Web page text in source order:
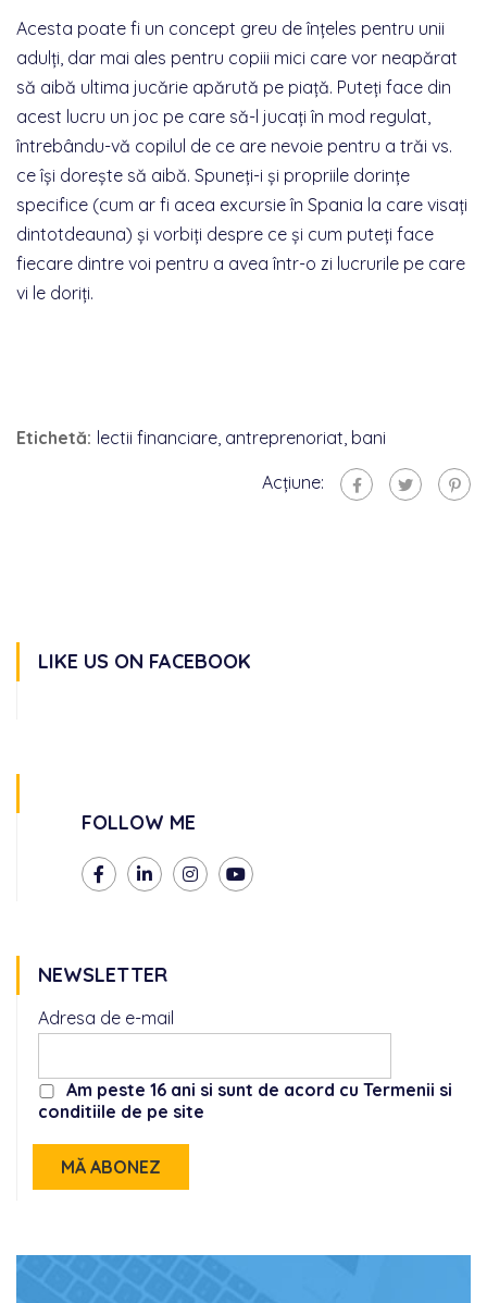
Acesta poate fi un concept greu de înțeles pentru unii
adulți, dar mai ales pentru copiii mici care vor neapărat
să aibă ultima jucărie apărută pe piață. Puteți face din
acest lucru un joc pe care să-l jucați în mod regulat,
întrebându-vă copilul de ce are nevoie pentru a trăi vs.
ce își dorește să aibă. Spuneți-i și propriile dorințe
specifice (cum ar fi acea excursie în Spania la care visați
dintotdeauna) și vorbiți despre ce și cum puteți face
fiecare dintre voi pentru a avea într-o zi lucrurile pe care
vi le doriți.
Etichetă: lectii financiare antreprenoriat bani
Acțiune:
LIKE US ON FACEBOOK
FOLLOW ME
NEWSLETTER
Adresa de e-mail
Am peste 16 ani si sunt de acord cu Termenii si
conditiile de pe site